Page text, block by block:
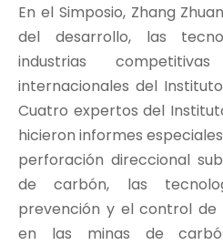
En el Simposio, Zhang
del desarrollo, las
industrias
internacionales del
Cuatro expertos del
hicieron informes
perforación direccional
de carbón, las
prevención y el control de
en las minas de